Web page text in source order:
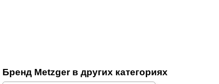
Бренд Metzger в других категориях